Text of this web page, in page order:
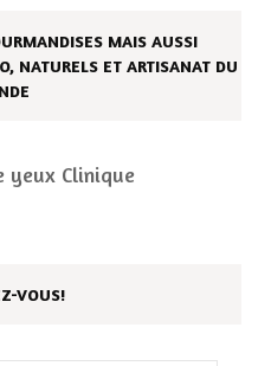
MAIS AUSSI
NATURELS ET ARTISANAT DU
VOUS!